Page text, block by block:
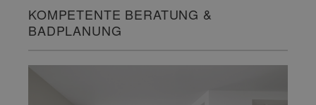
KOMPETENTE BERATUNG &
BADPLANUNG